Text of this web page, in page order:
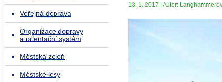
18. 1. 2017 | Autor:
Veřejná doprava
Organizace dopravy
a orientační systém
Městská zeleň
Městské lesy